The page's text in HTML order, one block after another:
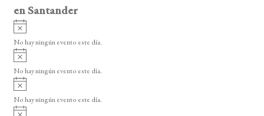
en Santander
A
v
i
o
No hay ningún evento este día.
A
v
i
o
No hay ningún evento este día.
A
v
i
No hay ningún evento este día.
A